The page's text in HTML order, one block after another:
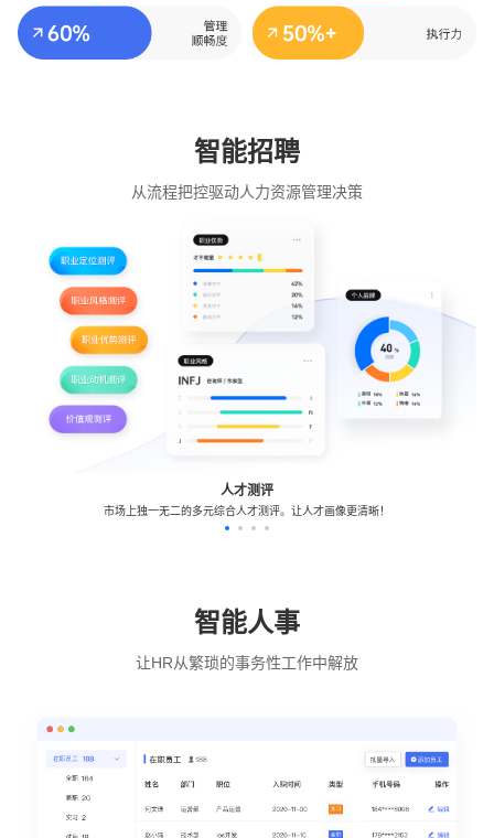
智能招聘
从流程把控驱动人力资源管理决策
人才测评
市场上独一无二的多元综合人才测评。让人才画像更清晰！
智能人事
让HR从繁琐的事务性工作中解放